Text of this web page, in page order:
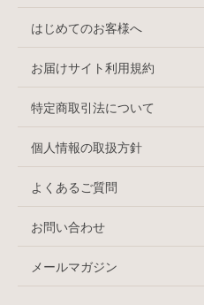
はじめてのお客様へ
お届けサイト利用規約
特定商取引法について
個人情報の取扱方針
よくあるご質問
お問い合わせ
メールマガジン